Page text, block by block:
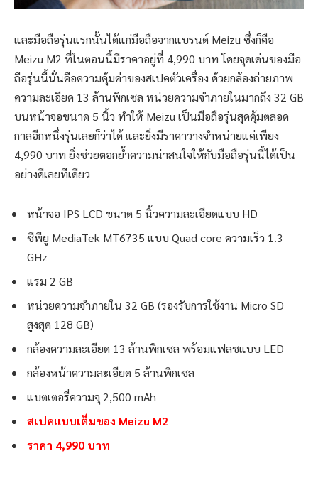
และมือถือรุ่นแรกนั้นได้แก่มือถือจากแบรนด์ Meizu ซึ่งก็คือ
Meizu M2 ที่ในตอนนี้มีราคาอยู่ที่ 4,990 บาท โดยจุดเด่นของมือ
ถือรุ่นนี้นั่นคือความคุ้มค่าของสเปคตัวเครื่อง ด้วยกล้องถ่ายภาพ
ความละเอียด 13 ล้านพิกเซล หน่วยความจำภายในมากถึง 32 GB
บนหน้าจอขนาด 5 นิ้ว ทำให้ Meizu เป็นมือถือรุ่นสุดคุ้มตลอด
กาลอีกหนึ่งรุ่นเลยก็ว่าได้ และยิ่งมีราคาวางจำหน่ายแค่เพียง
4,990 บาท ยิ่งช่วยตอกย้ำความน่าสนใจให้กับมือถือรุ่นนี้ได้เป็น
อย่างดีเลยทีเดียว
หน้าจอ IPS LCD ขนาด 5 นิ้วความละเอียดแบบ HD
ซีพียู MediaTek MT6735 แบบ Quad core ความเร็ว 1.3
GHz
แรม 2 GB
หน่วยความจำภายใน 32 GB (รองรับการใช้งาน Micro SD
สูงสุด 128 GB)
กล้องความละเอียด 13 ล้านพิกเซล พร้อมแฟลชแบบ LED
กล้องหน้าความละเอียด 5 ล้านพิกเซล
แบตเตอรี่ความจุ 2,500 mAh
สเปคแบบเต็มของ Meizu M2
ราคา 4,990 บาท